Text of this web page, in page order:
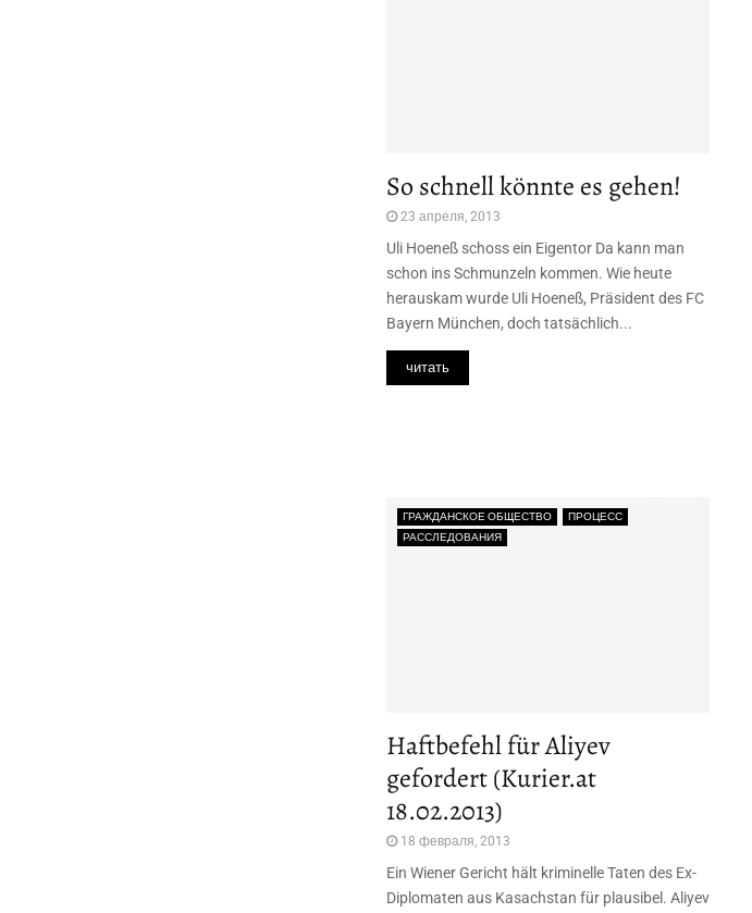
So schnell könnte es gehen!
23 апреля, 2013
Uli Hoeneß schoss ein Eigentor Da kann man
schon ins Schmunzeln kommen. Wie heute
herauskam wurde Uli Hoeneß, Präsident des FC
Bayern München, doch tatsächlich...
читать
ГРАЖДАНСКОЕ ОБЩЕСТВО
ПРОЦЕСС
РАССЛЕДОВАНИЯ
Haftbefehl für Aliyev
gefordert (Kurier.at
18.02.2013)
18 февраля, 2013
Ein Wiener Gericht hält kriminelle Taten des Ex-
Diplomaten aus Kasachstan für plausibel. Aliyev